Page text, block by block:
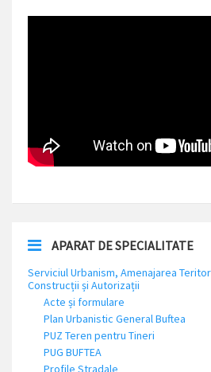
APARAT DE SPECIALITATE
Serviciul Urbanism, Amenajarea
Construcții și Autorizații
Acte și formulare
Plan Urbanistic General Buftea
PUZ Teren pentru Tineri
PUG BUFTEA
Profile Stradale